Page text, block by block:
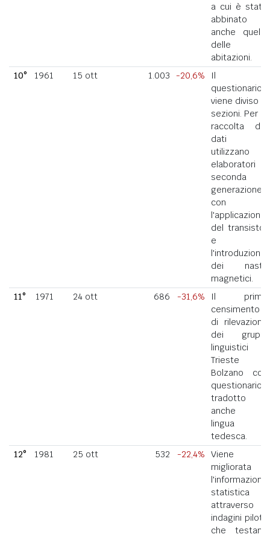
a cui è stato
abbinato
anche quello
delle
abitazioni.
10°
1961 15 ott 1.003 -20,6%
Il
questionario
viene diviso in
sezioni. Per la
raccolta dei
dati si
utilizzano
elaboratori di
seconda
generazione
con
l'applicazione
del transistor
e
l'introduzione
dei nastri
magnetici.
11°
1971 24 ott 686 -31,6%
Il primo
censimento
di rilevazione
dei gruppi
linguistici di
Trieste e
Bolzano con
questionario
tradotto
anche in
lingua
tedesca.
12°
1981 25 ott 532 -22,4%
Viene
migliorata
l'informazione
statistica
attraverso
indagini pilota
che testano